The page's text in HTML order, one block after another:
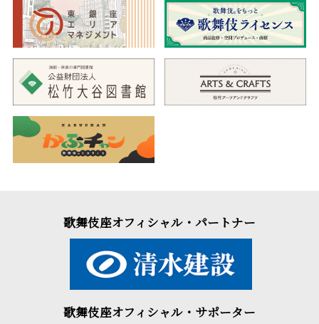
歌舞伎座オフィシャル・パートナー
歌舞伎座オフィシャル・サポーター